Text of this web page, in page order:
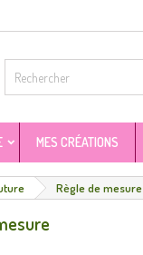
MES CRÉATIONS
Règle de mesure